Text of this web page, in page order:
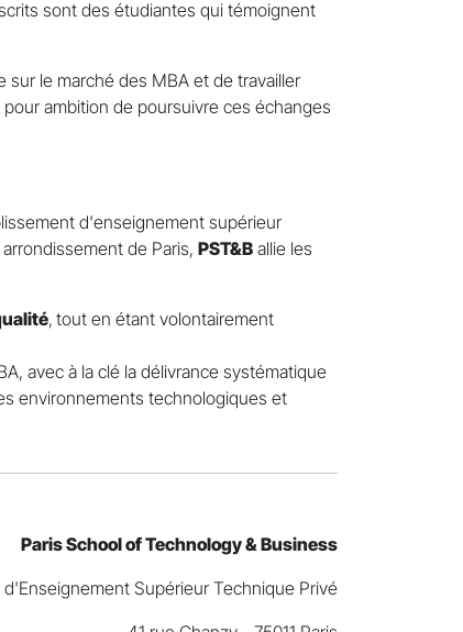
sont des étudiantes qui témoignent
sur le marché des MBA et de travailler
ambition de poursuivre ces échanges
d'enseignement supérieur
de Paris, PST&B allie les
, tout en étant volontairement
avec à la clé la délivrance systématique
environnements technologiques et
Paris School of Technology & Business
d'Enseignement Supérieur Technique Privé